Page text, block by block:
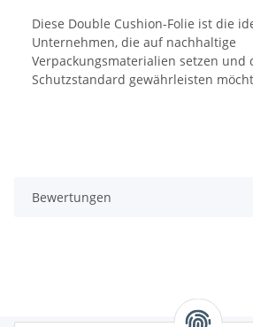
Diese Double Cushion-Folie ist die
Unternehmen, die auf nachhaltige
Verpackungsmaterialien setzen und
Schutzstandard gewährleisten
Bewertungen